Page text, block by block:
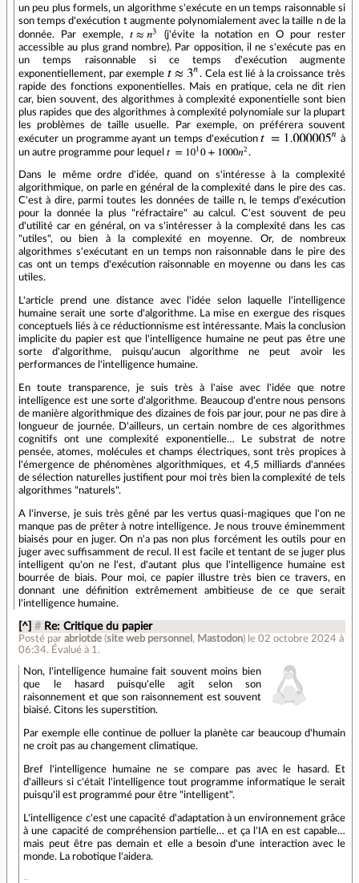
un peu plus formels, un algorithme s'exécute en un temps raisonnable si
son temps d'exécution t augmente polynomialement avec la taille n de la
donnée. Par exemple,
(j'évite la notation en O pour rester
accessible au plus grand nombre). Par opposition, il ne s'exécute pas en
un temps raisonnable si ce temps d'exécution augmente
exponentiellement, par exemple
. Cela est lié à la croissance très
rapide des fonctions exponentielles. Mais en pratique, cela ne dit rien
car, bien souvent, des algorithmes à complexité exponentielle sont bien
plus rapides que des algorithmes à complexité polynomiale sur la plupart
les problèmes de taille usuelle. Par exemple, on préférera souvent
exécuter un programme ayant un temps d'exécution
à
un autre programme pour lequel
.
Dans le même ordre d'idée, quand on s'intéresse à la complexité
algorithmique, on parle en général de la complexité dans le pire des cas.
C'est à dire, parmi toutes les données de taille n, le temps d'exécution
pour la donnée la plus "réfractaire" au calcul. C'est souvent de peu
d'utilité car en général, on va s'intéresser à la complexité dans les cas
"utiles", ou bien à la complexité en moyenne. Or, de nombreux
algorithmes s'exécutant en un temps non raisonnable dans le pire des
cas ont un temps d'exécution raisonnable en moyenne ou dans les cas
utiles.
L'article prend une distance avec l'idée selon laquelle l'intelligence
humaine serait une sorte d'algorithme. La mise en exergue des risques
conceptuels liés à ce réductionnisme est intéressante. Mais la conclusion
implicite du papier est que l'intelligence humaine ne peut pas être une
sorte d'algorithme, puisqu'aucun algorithme ne peut avoir les
performances de l'intelligence humaine.
En toute transparence, je suis très à l'aise avec l'idée que notre
intelligence est une sorte d'algorithme. Beaucoup d'entre nous pensons
de manière algorithmique des dizaines de fois par jour, pour ne pas dire à
longueur de journée. D'ailleurs, un certain nombre de ces algorithmes
cognitifs ont une complexité exponentielle… Le substrat de notre
pensée, atomes, molécules et champs électriques, sont très propices à
l'émergence de phénomènes algorithmiques, et 4,5 milliards d'années
de sélection naturelles justifient pour moi très bien la complexité de tels
algorithmes "naturels".
A l'inverse, je suis très gêné par les vertus quasi-magiques que l'on ne
manque pas de prêter à notre intelligence. Je nous trouve éminemment
biaisés pour en juger. On n'a pas non plus forcément les outils pour en
juger avec suffisamment de recul. Il est facile et tentant de se juger plus
intelligent qu'on ne l'est, d'autant plus que l'intelligence humaine est
bourrée de biais. Pour moi, ce papier illustre très bien ce travers, en
donnant une définition extrêmement ambitieuse de ce que serait
l'intelligence humaine.
[^] # Re: Critique du papier
Posté parabriotde (site web personnel , Mastodon) le 02 octobre 2024 à
06:34. Évalué à 1 .
Non, l'intelligence humaine fait souvent moins bien
que le hasard puisqu'elle agit selon son
raisonnement et que son raisonnement est souvent
biaisé. Citons les superstition.
Par exemple elle continue de polluer la planète car beaucoup d'humain
ne croit pas au changement climatique.
Bref l'intelligence humaine ne se compare pas avec le hasard. Et
d'ailleurs si c'était l'intelligence tout programme informatique le serait
puisqu'il est programmé pour être "intelligent".
L'intelligence c'est une capacité d'adaptation à un environnement grâce
à une capacité de compréhension partielle… et ça l'IA en est capable…
mais peut être pas demain et elle a besoin d'une interaction avec le
monde. La robotique l'aidera.